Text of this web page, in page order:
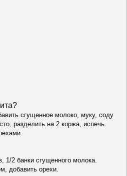
?
сгущенное молоко, муку, соду
разделить на 2 коржа, испечь.
1/2 банки сгущенного молока.
добавить орехи.